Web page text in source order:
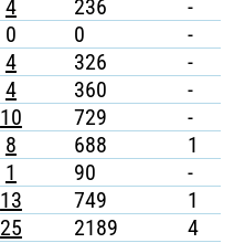
4 236 -
0 0 -
4 326 -
4 360 -
10 729 -
8 688 1
1 90 -
13 749 1
25 2189 4